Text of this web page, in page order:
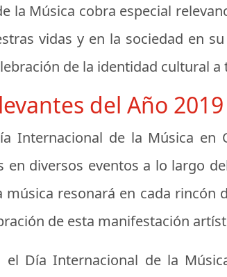
la Música cobra especial
vidas y en la sociedad en
de la identidad cultural
del Año 2019
Internacional de la Música
en diversos eventos a lo largo
música resonará en cada rincón
de esta manifestación
el Día Internacional de la